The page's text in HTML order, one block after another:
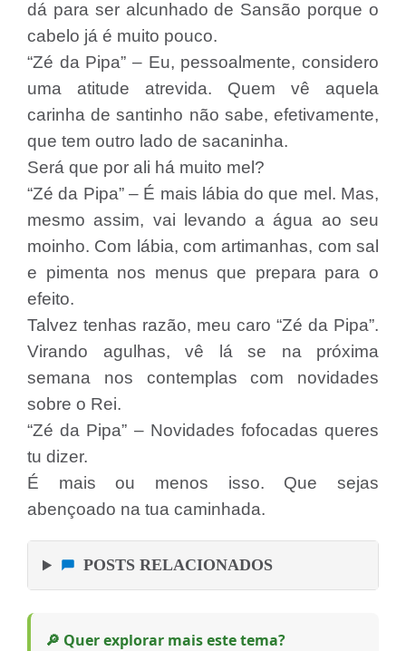
dá para ser alcunhado de Sansão porque o
cabelo já é muito pouco.
“Zé da Pipa” – Eu, pessoalmente, considero
uma atitude atrevida. Quem vê aquela
carinha de santinho não sabe, efetivamente,
que tem outro lado de sacaninha.
Será que por ali há muito mel?
“Zé da Pipa” – É mais lábia do que mel. Mas,
mesmo assim, vai levando a água ao seu
moinho. Com lábia, com artimanhas, com sal
e pimenta nos menus que prepara para o
efeito.
Talvez tenhas razão, meu caro “Zé da Pipa”.
Virando agulhas, vê lá se na próxima
semana nos contemplas com novidades
sobre o Rei.
“Zé da Pipa” – Novidades fofocadas queres
tu dizer.
É mais ou menos isso. Que sejas
abençoado na tua caminhada.
POSTS RELACIONADOS
🔎 Quer explorar mais este tema?